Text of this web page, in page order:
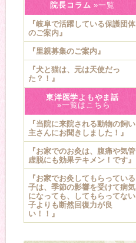
院長コラム »一覧
『岐阜で活躍している保護団体
のご案内』
『里親募集のご案内』
『犬と猫は、元は天使だっ
た？！』
東洋医学よもやま話
»一覧はこちら
『当院に来院される動物の飼い
主さんにお聞きしました！』
『お家でのお灸は、腹痛や気管
虚脱にも効果テキメン！です』
『お家でお灸してもらっている
子は、季節の影響を受けて病気
になっても、してもらってない
子よりも断然回復力が良
い！！』